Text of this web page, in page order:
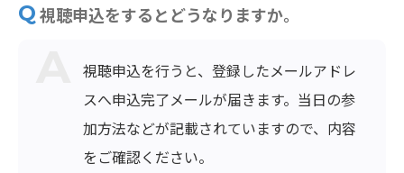
視聴申込をするとどうなりますか。
視聴申込を行うと、登録したメールアドレ
スへ申込完了メールが届きます。当日の参
加方法などが記載されていますので、内容
をご確認ください。